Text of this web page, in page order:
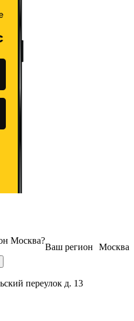
Москва
Ваш регион
Москва?
переулок д. 13